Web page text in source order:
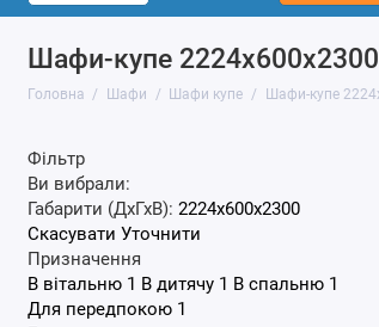
Шафи-купе 2224x600x2300
Головна Шафи Шафи купе Шафи-купе
Фільтр
Ви вибрали:
Габарити (ДхГхВ): 2224x600x2300
Скасувати Уточнити
Призначення
В вітальню 1 В дитячу 1 В спальню 1
Для передпокою 1